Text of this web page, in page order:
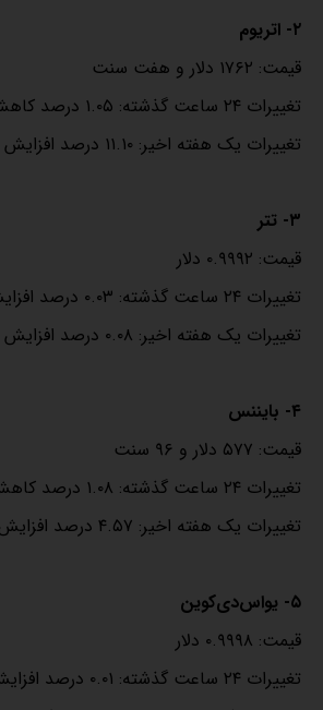
۲- اتریوم
قیمت: ۱۷۶۲ دلار و هفت سنت
تغییرات ۲۴ ساعت گذشته: ۱.۰۵ درصد کاهش
تغییرات یک هفته اخیر: ۱۱.۱۰ درصد افزایش
۳- تتر
قیمت: ۰.۹۹۹۲ دلار
تغییرات ۲۴ ساعت گذشته: ۰.۰۳ درصد افزایش
تغییرات یک هفته اخیر: ۰.۰۸ درصد افزایش
۴- بایننس‌
قیمت: ۵۷۷ دلار و ۹۶ سنت
تغییرات ۲۴ ساعت گذشته: ۱.۰۸ درصد کاهش
تغییرات یک هفته اخیر: ۴.۵۷ درصد افزایش
۵- یواس‌دی‌کوین
قیمت: ۰.۹۹۹۸ دلار
تغییرات ۲۴ ساعت گذشته: ۰.۰۱ درصد افزایش